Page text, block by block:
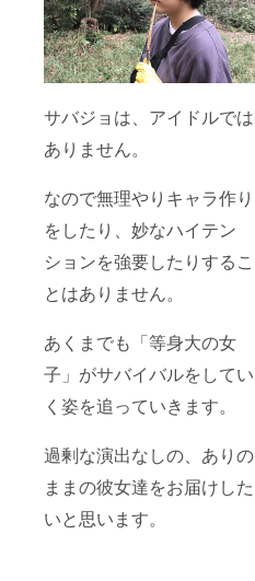
サバジョは、アイドルでは
ありません。
なので無理やりキャラ作り
をしたり、妙なハイテン
ションを強要したりするこ
とはありません。
あくまでも「等身大の女
子」がサバイバルをしてい
く姿を追っていきます。
過剰な演出なしの、ありの
ままの彼女達をお届けした
いと思います。